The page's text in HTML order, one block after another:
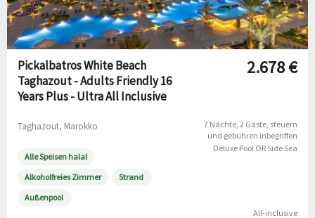
Pickalbatros White Beach
Taghazout - Adults Friendly 16
Years Plus - Ultra All Inclusive
Taghazout, Marokko
Alle Speisen halal
Alkoholfreies Zimmer
Strand
Außenpool
2.678 €
7 Nächte 2 Gäste steuern
und gebühren inbegriffen
Deluxe Pool OR Side Sea
All-inclusive